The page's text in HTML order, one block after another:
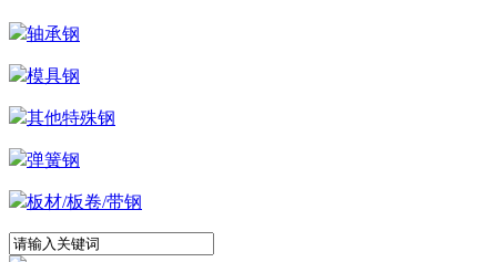
轴承钢
模具钢
其他特殊钢
弹簧钢
板材/板卷/带钢